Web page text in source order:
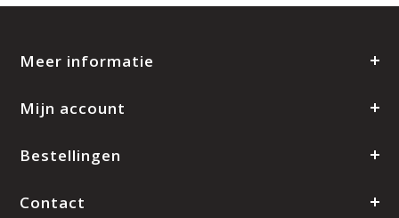
Meer informatie
Mijn account
Bestellingen
Contact